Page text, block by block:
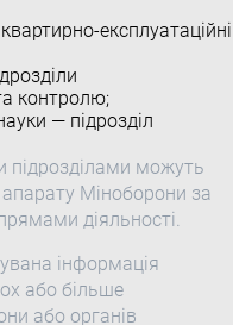
експлуатаційні
контролю;
— підрозділ
можуть
апарату Міноборони за
діяльності.
інформація
або більше
або органів